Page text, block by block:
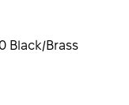
Black/Brass